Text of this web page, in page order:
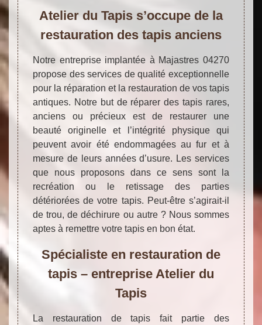
Atelier du Tapis s’occupe de la
restauration des tapis anciens
Notre entreprise implantée à Majastres 04270
propose des services de qualité exceptionnelle
pour la réparation et la restauration de vos tapis
antiques. Notre but de réparer des tapis rares,
anciens ou précieux est de restaurer une
beauté originelle et l’intégrité physique qui
peuvent avoir été endommagées au fur et à
mesure de leurs années d’usure. Les services
que nous proposons dans ce sens sont la
recréation ou le retissage des parties
détériorées de votre tapis. Peut-être s’agirait-il
de trou, de déchirure ou autre ? Nous sommes
aptes à remettre votre tapis en bon état.
Spécialiste en restauration de
tapis – entreprise Atelier du
Tapis
La restauration de tapis fait partie des